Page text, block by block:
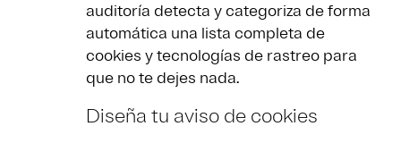
auditoría detecta y categoriza de forma
automática una lista completa de
cookies y tecnologías de rastreo para
que no te dejes nada.
Diseña tu aviso de cookies